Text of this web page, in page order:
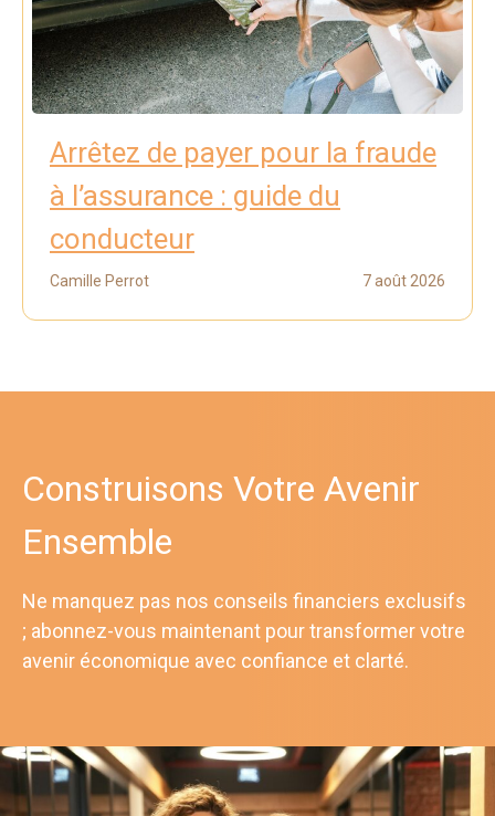
Arrêtez de payer pour la fraude
à l’assurance : guide du
conducteur
Camille Perrot 7 août 2026
Construisons Votre Avenir
Ensemble
Ne manquez pas nos conseils financiers exclusifs
; abonnez-vous maintenant pour transformer votre
avenir économique avec confiance et clarté.